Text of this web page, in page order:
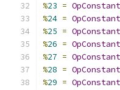
%23 =
%24 =
%25 =
%26 =
%27 =
%28 =
%29 =